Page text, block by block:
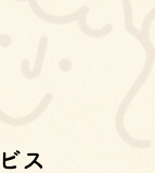
ス